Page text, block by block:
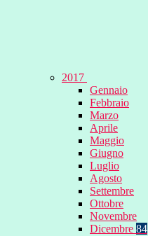
2017
Gennaio
Febbraio
Marzo
Aprile
Maggio
Giugno
Luglio
Agosto
Settembre
Ottobre
Novembre
Dicembre 84